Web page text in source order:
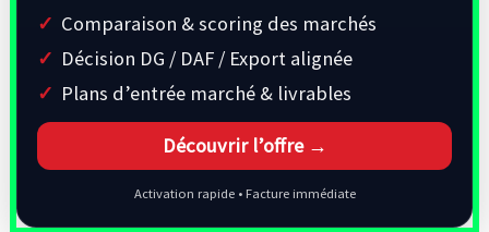
Comparaison & scoring des marchés
Décision DG / DAF / Export alignée
Plans d’entrée marché & livrables
Découvrir l’offre →
Activation rapide • Facture immédiate